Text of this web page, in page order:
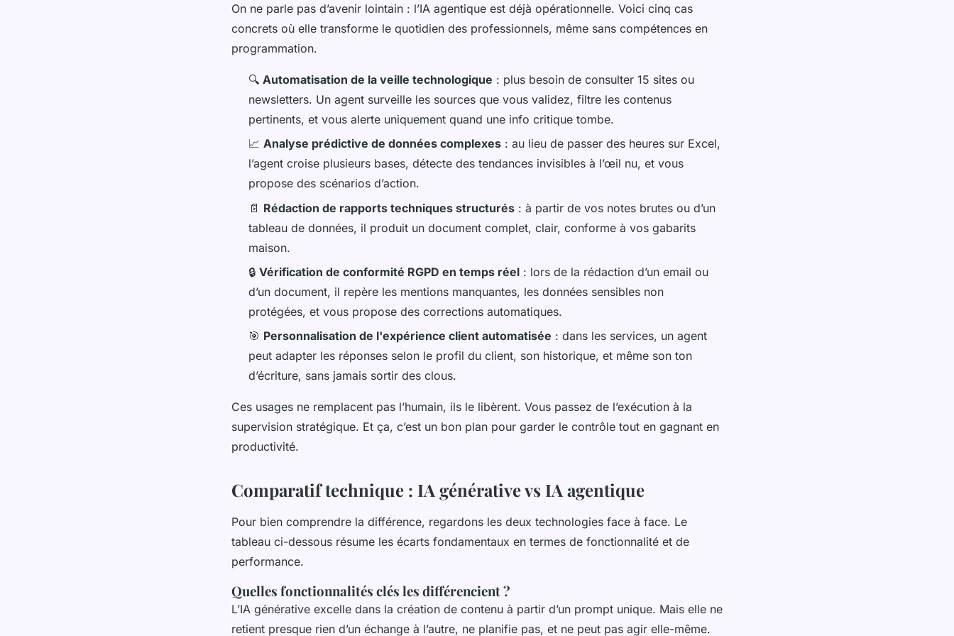
On ne parle pas d’avenir lointain : l’IA agentique est déjà opérationnelle. Voici cinq cas
concrets où elle transforme le quotidien des professionnels, même sans compétences en
programmation.
🔍 Automatisation de la veille technologique : plus besoin de consulter 15 sites ou
newsletters. Un agent surveille les sources que vous validez, filtre les contenus
pertinents, et vous alerte uniquement quand une info critique tombe.
📈 Analyse prédictive de données complexes : au lieu de passer des heures sur Excel,
l’agent croise plusieurs bases, détecte des tendances invisibles à l’œil nu, et vous
propose des scénarios d’action.
📄 Rédaction de rapports techniques structurés : à partir de vos notes brutes ou d’un
tableau de données, il produit un document complet, clair, conforme à vos gabarits
maison.
🔒 Vérification de conformité RGPD en temps réel : lors de la rédaction d’un email ou
d’un document, il repère les mentions manquantes, les données sensibles non
protégées, et vous propose des corrections automatiques.
🎯 Personnalisation de l'expérience client automatisée : dans les services, un agent
peut adapter les réponses selon le profil du client, son historique, et même son ton
d’écriture, sans jamais sortir des clous.
Ces usages ne remplacent pas l’humain, ils le libèrent. Vous passez de l’exécution à la
supervision stratégique. Et ça, c’est un bon plan pour garder le contrôle tout en gagnant en
productivité.
Comparatif technique : IA générative vs IA agentique
Pour bien comprendre la différence, regardons les deux technologies face à face. Le
tableau ci-dessous résume les écarts fondamentaux en termes de fonctionnalité et de
performance.
Quelles fonctionnalités clés les différencient ?
L’IA générative excelle dans la création de contenu à partir d’un prompt unique. Mais elle ne
retient presque rien d’un échange à l’autre, ne planifie pas, et ne peut pas agir elle-même.